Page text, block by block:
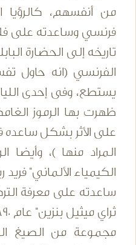
من أنفسهم، كالرؤيا
فرنسي وساعدته على
تاريخه إلى الحضارة
الفرنسي (انه حاول
يستطع، وفى إحدى
ظهرت بها الرموز
على الأثر بشكل
المراد منها )، وأيضا
الكيمياء الألماني"
ساعدته على معرفة
مجموعة من الصيغ